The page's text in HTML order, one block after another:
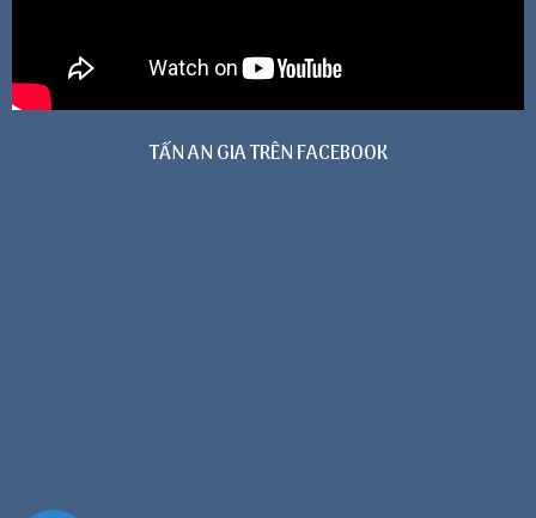
TẤN AN GIA TRÊN FACEBOOK